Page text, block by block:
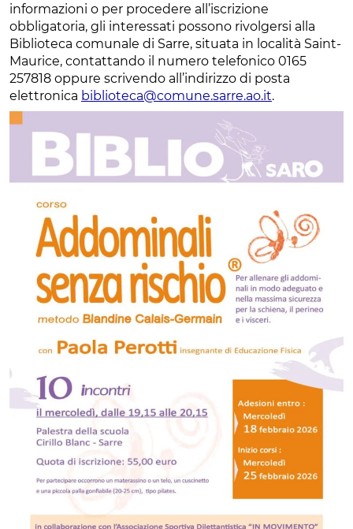
informazioni o per procedere all’iscrizione
obbligatoria, gli interessati possono rivolgersi alla
Biblioteca comunale di Sarre, situata in località Saint-
Maurice, contattando il numero telefonico 0165
257818 oppure scrivendo all’indirizzo di posta
elettronica biblioteca@comune.sarre.ao.it.